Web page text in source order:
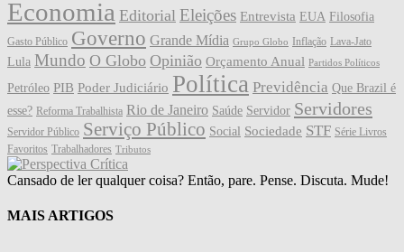
Economia Editorial Eleições Entrevista EUA Filosofia
Gasto Público Governo Grande Mídia Grupo Globo Inflação Lava-Jato
Lula Mundo O Globo Opinião Orçamento Anual Partidos Políticos
Petróleo PIB Poder Judiciário Política Previdência Que Brazil é
esse? Reforma Trabalhista Rio de Janeiro Saúde Servidor Servidores
Servidor Público Serviço Público Social Sociedade STF Série Livros
Favoritos Trabalhadores Tributos
Cansado de ler qualquer coisa? Então, pare. Pense. Discuta. Mude!
MAIS ARTIGOS